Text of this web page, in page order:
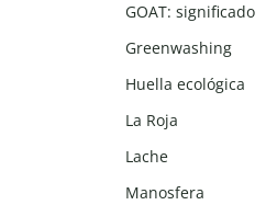
GOAT: significado
Greenwashing
Huella ecológica
La Roja
Lache
Manosfera